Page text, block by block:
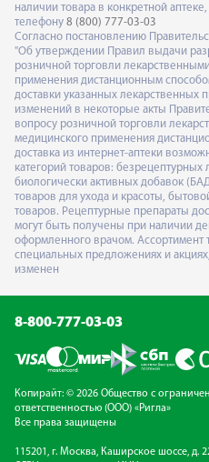
наличии товара в конкретной
телефону 8 (800) 777-03-03
Согласно постановлению
"Об утверждении Правил выдачи
розничной торговли
применения дистанционным
доставки указанных лекарственных
изменений в некоторые акты
вопросу розничной торговли
медицинского применения
доставка из интернет-аптеки
категорий товаров: безрецептурных
биологически активных добавок
товаров для ухода и красоты,
товаров. Рецептурные препараты
могут быть получены при наличии
оформленного врачом. Ассортимент
специальных предложениях и
изменен
8-800-777-03-03
Копирайт: © 2026 Общество с
ответственностью (ООО) «Ригла»
Все права защищены
115201, г. Москва, Каширское шоссе, д.